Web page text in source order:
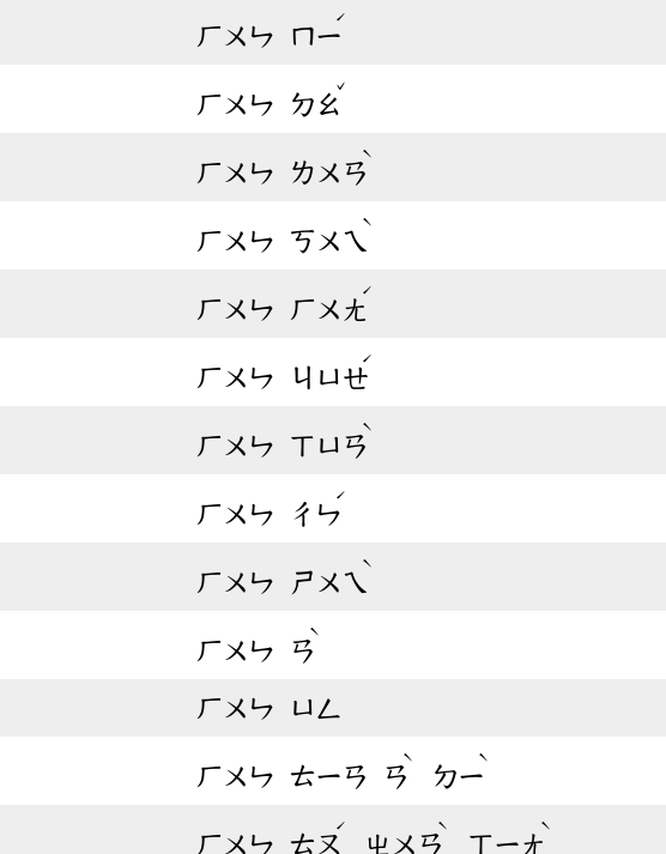
ㄏㄨㄣ ㄇㄧ
ˊ
ㄏㄨㄣ ㄉㄠ
ˇ
ㄏㄨㄣ ㄌㄨㄢ
ˋ
ㄏㄨㄣ ㄎㄨㄟ
ˋ
ㄏㄨㄣ ㄏㄨㄤ
ˊ
ㄏㄨㄣ ㄐㄩㄝ
ˊ
ㄏㄨㄣ ㄒㄩㄢ
ˋ
ㄏㄨㄣ ㄔㄣ
ˊ
ㄏㄨㄣ ㄕㄨㄟ
ˋ
ㄏㄨㄣ ㄢ
ˋ
ㄏㄨㄣ ㄩㄥ
ㄏㄨㄣ ㄊㄧㄢ ㄢ
ˋ
ㄉㄧ
ˋ
ㄏㄨㄣ ㄊㄡ
ˊ
ㄓㄨㄢ
ˋ
ㄒㄧㄤ
ˋ